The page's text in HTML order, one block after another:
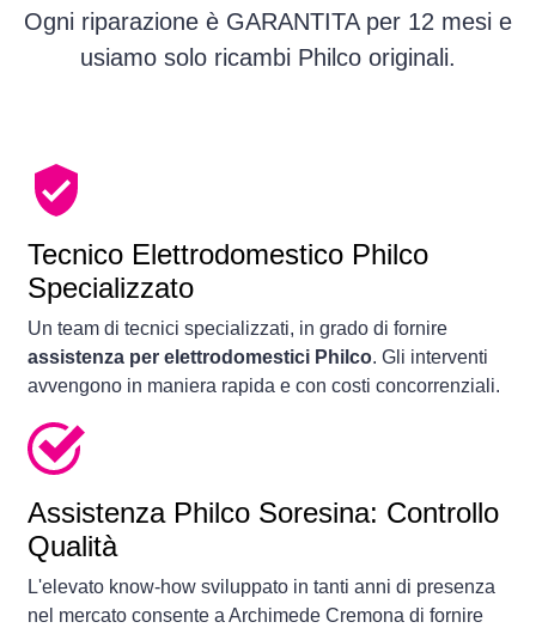
Ogni riparazione è GARANTITA per 12 mesi e
usiamo solo ricambi Philco originali.
Tecnico Elettrodomestico Philco
Specializzato
Un team di tecnici specializzati, in grado di fornire
assistenza per elettrodomestici Philco. Gli interventi
avvengono in maniera rapida e con costi concorrenziali.
Assistenza Philco Soresina: Controllo
Qualità
L'elevato know-how sviluppato in tanti anni di presenza
nel mercato consente a Archimede Cremona di fornire